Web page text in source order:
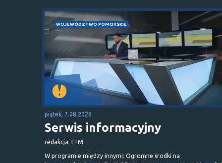
WOJEWÓDZTWO POMORSKIE
piątek, 7.08.2026
Serwis informacyjny
redakcja TTM
W programie między innymi: Ogromne środki na